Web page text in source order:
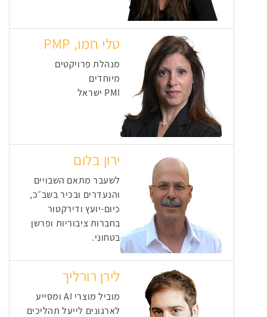
טלי חמו, PMP
מנהלת פרויקטים
מיוחדים
PMI ישראל
ירון בלום
לשעבר מתאם השבויים
והנעדרים ובכיר בשב״כ,
כיום-יועץ ודירקטור
בחברות ציבוריות ופרשן
בטחוני.
לירן רורליך
מוביל מוצרי AI ומסייע
לארגונים לייעל תהליכים